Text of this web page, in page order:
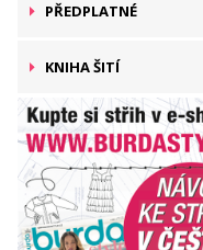
PŘEDPLATNÉ
KNIHA ŠITÍ